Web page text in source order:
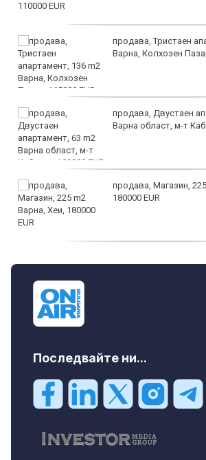
продава, Тристаен
Варна, Колхозен
продава, Двустаен
Варна област, м-т
продава, Магазин,
180000 EUR
Последвайте ни...